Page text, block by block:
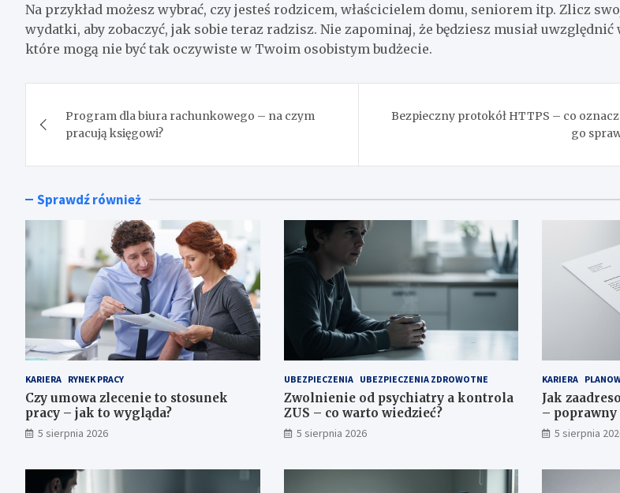
Na przykład możesz wybrać, czy jesteś rodzicem, właścicielem domu, seniorem itp. Zlicz
wydatki, aby zobaczyć, jak sobie teraz radzisz. Nie zapominaj, że będziesz musiał
które mogą nie być tak oczywiste w Twoim osobistym budżecie.
wpisu
Program dla biura rachunkowego – na czym
pracują księgowi?
Bezpieczny protokół HTTPS – co
go
Sprawdź również
KARIERA RYNEK PRACY
Czy umowa zlecenie to stosunek
pracy – jak to wygląda?
5 sierpnia 2026
UBEZPIECZENIA UBEZPIECZENIA ZDROWOTNE
Zwolnienie od psychiatry a kontrola
ZUS – co warto wiedzieć?
5 sierpnia 2026
KARIERA
Jak
– poprawny
5 sierpnia